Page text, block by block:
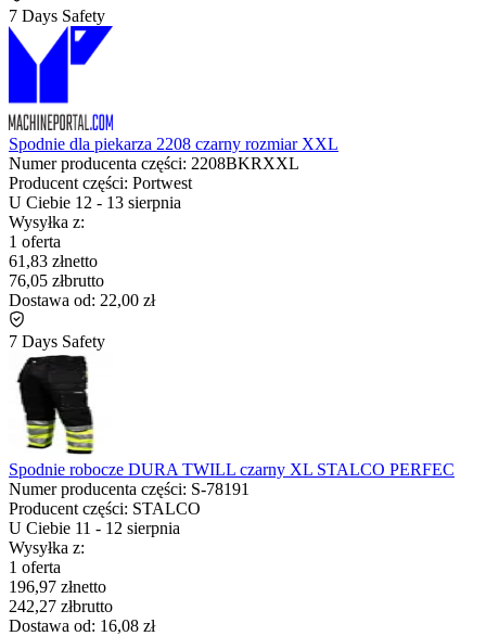
7 Days Safety
Spodnie dla piekarza 2208 czarny rozmiar XXL
Numer producenta części: 2208BKRXXL
Producent części: Portwest
U Ciebie 12 - 13 sierpnia
Wysyłka z:
1 oferta
61,83 złnetto
76,05 złbrutto
Dostawa od: 22,00 zł
7 Days Safety
Spodnie robocze DURA TWILL czarny XL STALCO PERFEC
Numer producenta części: S-78191
Producent części: STALCO
U Ciebie 11 - 12 sierpnia
Wysyłka z:
1 oferta
196,97 złnetto
242,27 złbrutto
Dostawa od: 16,08 zł